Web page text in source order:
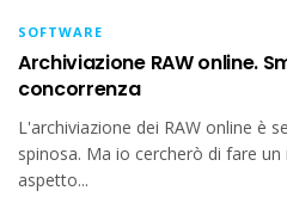
SOFTWARE
Archiviazione RAW online.
concorrenza
L'archiviazione dei RAW online è
spinosa. Ma io cercherò di fare
aspetto...